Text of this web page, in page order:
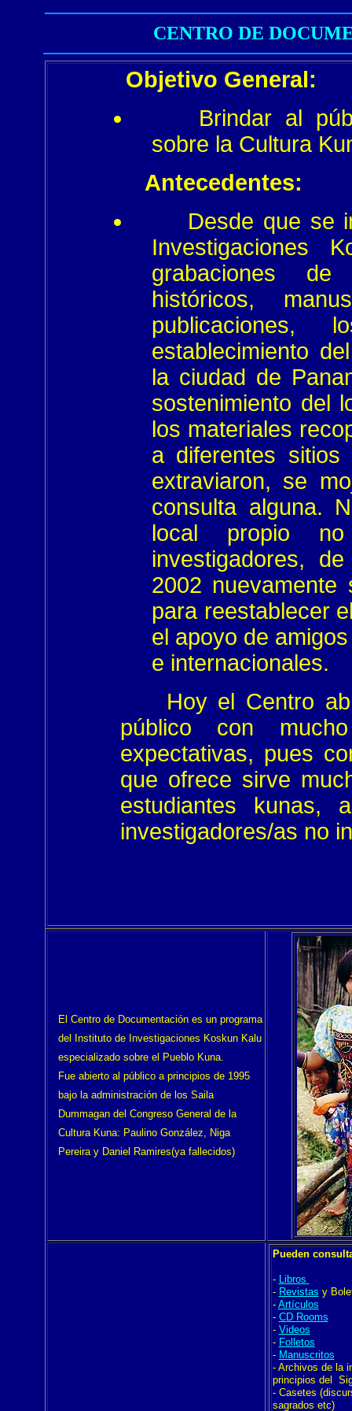
CENTRO DE
Objetivo General:
Brindar al
sobre la Cultura
Antecedentes:
Desde que se
Investigaciones
grabaciones
históricos,
publicaciones,
establecimiento
la ciudad de
sostenimiento del
los materiales
a diferentes
extraviaron, se
consulta alguna.
local propio
investigadores,
2002 nuevamente
para reestablecer
el apoyo de
e internacionales.
Hoy el Centro abre
público con
expectativas, pues
que ofrece sirve
estudiantes kunas,
investigadores/as no
El Centro de Documentación es un programa
del Instituto de Investigaciones Koskun Kalu
especializado sobre el Pueblo Kuna.
Fue abierto al público a principios de 1995
bajo la administración de los Saila
Dummagan del Congreso General de la
Cultura Kuna: Paulino González, Niga
Pereira y Daniel Ramires(ya fallecidos)
Pueden
- Libros
- Revistas y
- Artículos
- CD Rooms
- Videos
- Folletos
- Manuscritos
- Archivos de la
principios del
- Casetes
sagrados etc)